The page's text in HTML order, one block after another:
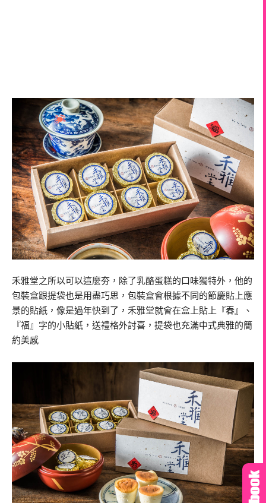
禾雅堂之所以可以這麼夯，除了乳酪蛋糕的口味獨特外，他的
包裝盒跟提袋也是用盡巧思，包裝盒會根據不同的節慶貼上應
景的貼紙，像是過年快到了，禾雅堂就會在盒上貼上『春』、
『福』字的小貼紙，送禮格外討喜，提袋也充滿中式典雅的簡
約美感